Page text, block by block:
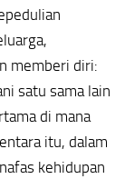
memberi diri:
satu sama lain
di mana
itu, dalam
kehidupan